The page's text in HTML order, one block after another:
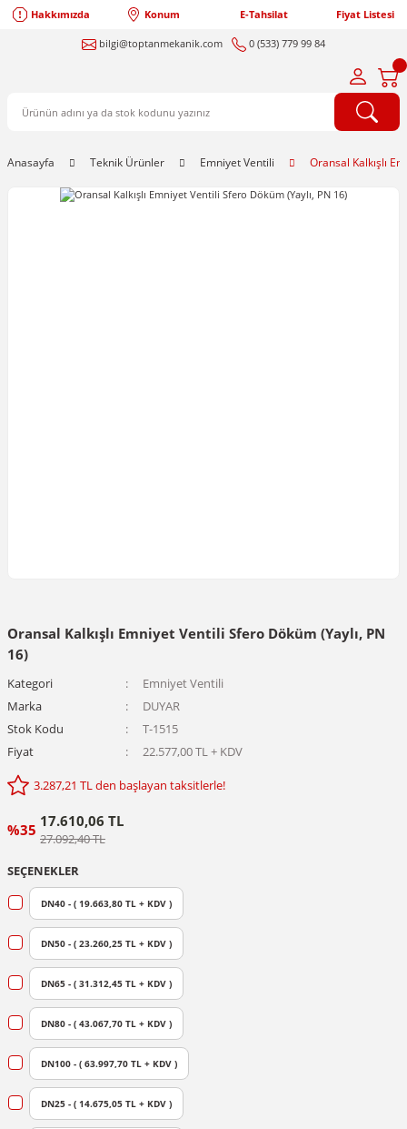
Hakkımızda Konum E-Tahsilat Fiyat Listesi
bilgi@toptanmekanik.com 0 (533) 779 99 84
Anasayfa Teknik Ürünler Emniyet Ventili Oransal Kalkışlı
Oransal Kalkışlı Emniyet Ventili Sfero Döküm (Yaylı, PN
16)
Kategori
Emniyet Ventili
Marka
DUYAR
Stok Kodu
T-1515
Fiyat
22.577,00 TL + KDV
3.287,21 TL den başlayan taksitlerle!
%35 17.610,06 TL
27.092,40 TL
SEÇENEKLER
DN40 - ( 19.663,80 TL + KDV )
DN50 - ( 23.260,25 TL + KDV )
DN65 - ( 31.312,45 TL + KDV )
DN80 - ( 43.067,70 TL + KDV )
DN100 - ( 63.997,70 TL + KDV )
DN25 - ( 14.675,05 TL + KDV )